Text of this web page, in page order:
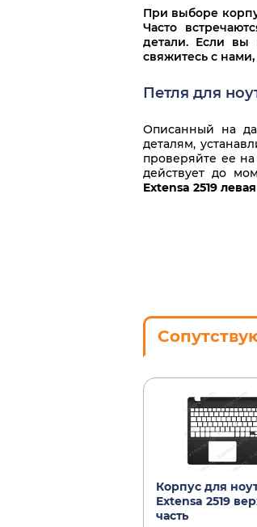
При выборе
Часто
детали. Если вы
свяжитесь с
Петля для
Описанный на
деталям,
проверяйте ее
действует до
Extensa 2519 левая
Корпус для
Extensa 2519
часть